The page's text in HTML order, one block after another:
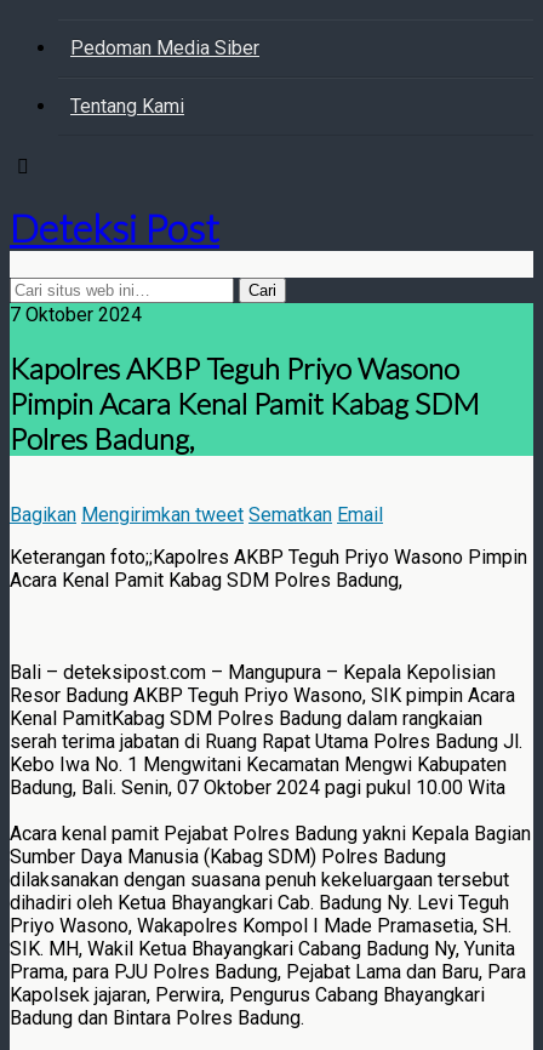
Pedoman Media Siber
Tentang Kami
Deteksi Post
7 Oktober 2024
Kapolres AKBP Teguh Priyo Wasono
Pimpin Acara Kenal Pamit Kabag SDM
Polres Badung,
Bagikan Mengirimkan tweet Sematkan Email
Keterangan foto;;Kapolres AKBP Teguh Priyo Wasono Pimpin
Acara Kenal Pamit Kabag SDM Polres Badung,
Bali – deteksipost.com – Mangupura – Kepala Kepolisian
Resor Badung AKBP Teguh Priyo Wasono, SIK pimpin Acara
Kenal PamitKabag SDM Polres Badung dalam rangkaian
serah terima jabatan di Ruang Rapat Utama Polres Badung Jl.
Kebo Iwa No. 1 Mengwitani Kecamatan Mengwi Kabupaten
Badung, Bali. Senin, 07 Oktober 2024 pagi pukul 10.00 Wita
Acara kenal pamit Pejabat Polres Badung yakni Kepala Bagian
Sumber Daya Manusia (Kabag SDM) Polres Badung
dilaksanakan dengan suasana penuh kekeluargaan tersebut
dihadiri oleh Ketua Bhayangkari Cab. Badung Ny. Levi Teguh
Priyo Wasono, Wakapolres Kompol I Made Pramasetia, SH.
SIK. MH, Wakil Ketua Bhayangkari Cabang Badung Ny, Yunita
Prama, para PJU Polres Badung, Pejabat Lama dan Baru, Para
Kapolsek jajaran, Perwira, Pengurus Cabang Bhayangkari
Badung dan Bintara Polres Badung.